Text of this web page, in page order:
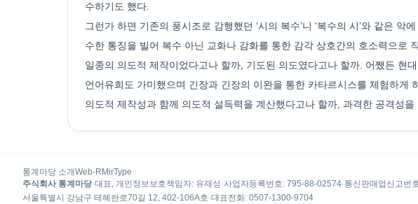
수하기도 했다.
그런가 하면 기존의 풍시조로 감행했던 ‘시의 복수’니 ‘복수의 시’와 같은
수한 통징을 빌어 복수 아닌 교화나 감화를 통한 감각 상호간의 호소력으로
일종의 의도적 제작이었다고나 할까, 기도된 의도였다고나 할까. 어쨌든 현
언어유희도 가미했으며 긴장과 긴장의 이완을 통한 카타르시스를 체험하게
의도적 제작성과 함께 의도적 설득력을 계산했다고나 할까, 과격한 공격성
통계마당 소개Web-R MirType
주식회사 통계마당·대표, 개인정보보호책임자: 유재성·사업자등록번호: 795-88-02574·통신판매업신고번
서울특별시 강남구 테헤란로70길 12, 402-106A호·대표전화: 0507-1300-9704